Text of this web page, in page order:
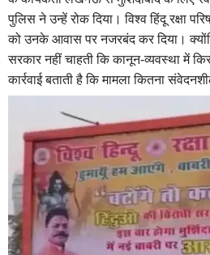
पुलिस ने उन्हें रोक दिया। विश्व हिंदू रक्षा
को उनके आवास पर नजरबंद कर दिया।
सरकार नहीं चाहती कि कानून-व्यवस्था में
कार्रवाई बताती है कि मामला कितना